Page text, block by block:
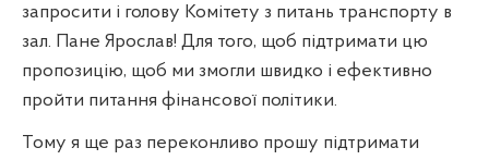
запросити і голову Комітету з питань транспорту в
зал. Пане Ярослав! Для того, щоб підтримати цю
пропозицію, щоб ми змогли швидко і ефективно
пройти питання фінансової політики.
Тому я ще раз переконливо прошу підтримати